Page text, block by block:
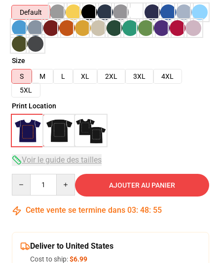
Default
Size
S
M L XL 2XL 3XL
4XL
5XL
Print Location
Voir le guide des tailles
AJOUTER AU PANIER
Cette vente se termine dans 03: 48: 54
Deliver to United States
Cost to ship:$6.99